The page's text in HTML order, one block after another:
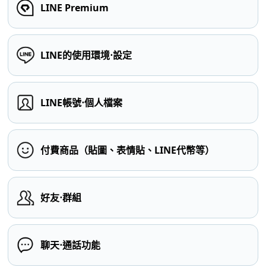
LINE Premium
LINE的使用環境⋅設定
LINE帳號⋅個人檔案
付費商品（貼圖、表情貼、LINE代幣等）
好友⋅群組
聊天⋅通話功能